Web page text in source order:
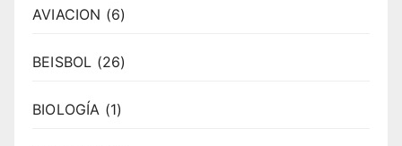
AVIACION (6)
BEISBOL (26)
BIOLOGÍA (1)